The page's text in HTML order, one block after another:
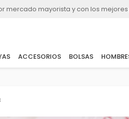
mercado mayorista y con los
ACCESORIOS BOLSAS